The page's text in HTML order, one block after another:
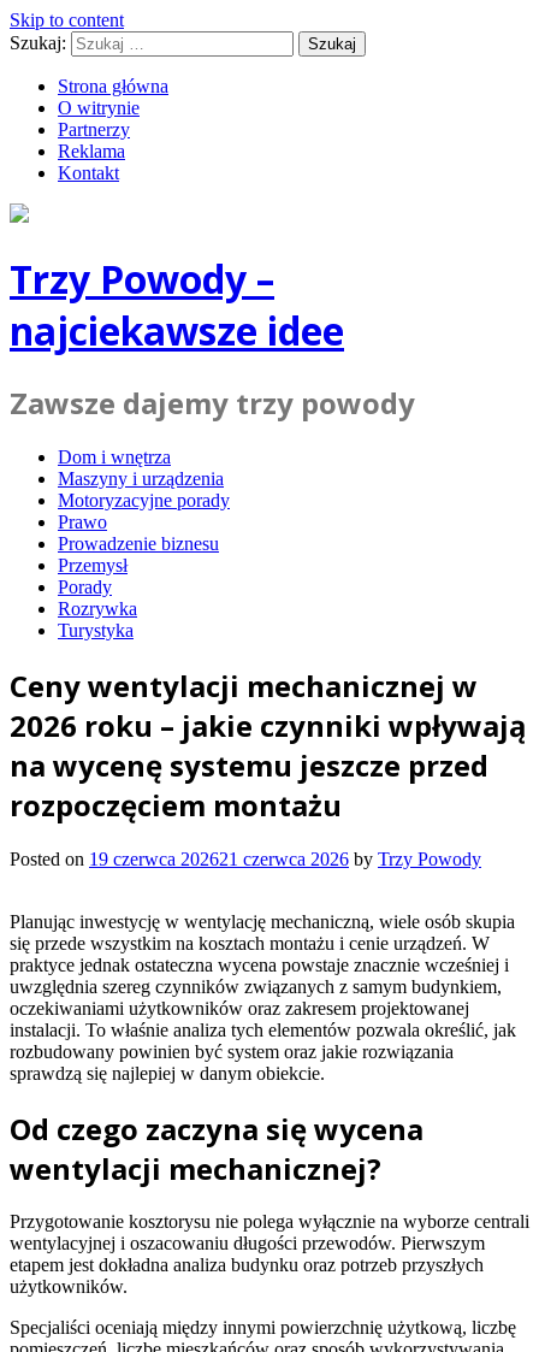
Skip to content
Szukaj:
Strona główna
O witrynie
Partnerzy
Reklama
Kontakt
Trzy Powody –
najciekawsze idee
Zawsze dajemy trzy powody
Dom i wnętrza
Maszyny i urządzenia
Motoryzacyjne porady
Prawo
Prowadzenie biznesu
Przemysł
Porady
Rozrywka
Turystyka
Ceny wentylacji mechanicznej w
2026 roku – jakie czynniki wpływają
na wycenę systemu jeszcze przed
rozpoczęciem montażu
Posted on 19 czerwca 202621 czerwca 2026 by Trzy Powody
Planując inwestycję w wentylację mechaniczną, wiele osób skupia
się przede wszystkim na kosztach montażu i cenie urządzeń. W
praktyce jednak ostateczna wycena powstaje znacznie wcześniej i
uwzględnia szereg czynników związanych z samym budynkiem,
oczekiwaniami użytkowników oraz zakresem projektowanej
instalacji. To właśnie analiza tych elementów pozwala określić, jak
rozbudowany powinien być system oraz jakie rozwiązania
sprawdzą się najlepiej w danym obiekcie.
Od czego zaczyna się wycena
wentylacji mechanicznej?
Przygotowanie kosztorysu nie polega wyłącznie na wyborze centrali
wentylacyjnej i oszacowaniu długości przewodów. Pierwszym
etapem jest dokładna analiza budynku oraz potrzeb przyszłych
użytkowników.
Specjaliści oceniają między innymi powierzchnię użytkową, liczbę